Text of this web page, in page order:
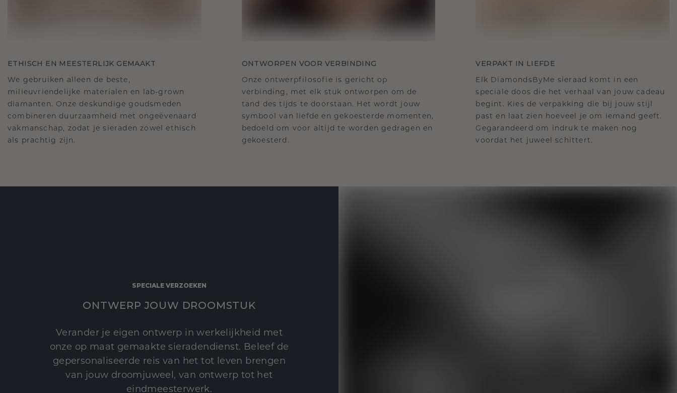
ETHISCH EN MEESTERLIJK GEMAAKT
We gebruiken alleen de beste,
milieuvriendelijke materialen en lab-grown
diamanten. Onze deskundige goudsmeden
combineren duurzaamheid met ongeëvenaard
vakmanschap, zodat je sieraden zowel ethisch
als prachtig zijn.
ONTWORPEN VOOR VERBINDING
Onze ontwerpfilosofie is gericht op
verbinding, met elk stuk ontworpen om de
tand des tijds te doorstaan. Het wordt jouw
symbool van liefde en gekoesterde momenten,
bedoeld om voor altijd te worden gedragen en
gekoesterd.
VERPAKT IN LIEFDE
Elk DiamondsByMe sieraad komt in een
speciale doos die het verhaal van jouw cadeau
begint. Kies de verpakking die bij jouw stijl
past en laat zien hoeveel je om iemand geeft.
Gegarandeerd om indruk te maken nog
voordat het juweel schittert.
SPECIALE VERZOEKEN
ONTWERP JOUW DROOMSTUK
Verander je eigen ontwerp in werkelijkheid met
onze op maat gemaakte sieradendienst. Beleef de
gepersonaliseerde reis van het tot leven brengen
van jouw droomjuweel, van ontwerp tot het
eindmeesterwerk.